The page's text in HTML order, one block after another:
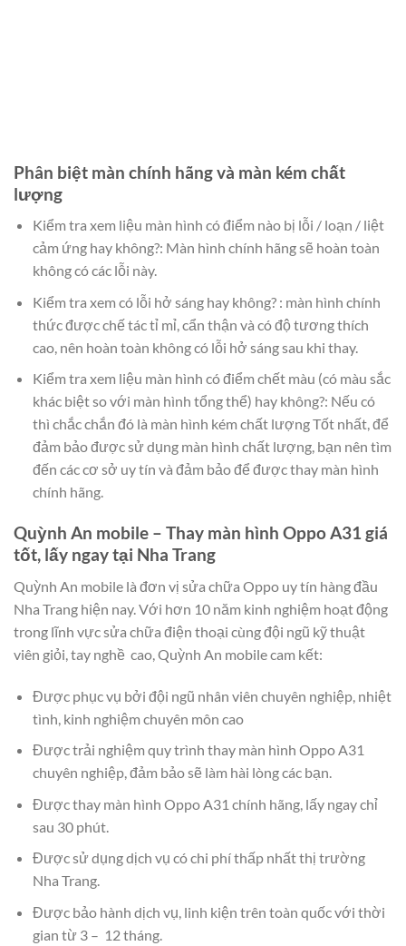
Phân biệt màn chính hãng và màn kém chất
lượng
Kiểm tra xem liệu màn hình có điểm nào bị lỗi / loạn / liệt
cảm ứng hay không?: Màn hình chính hãng sẽ hoàn toàn
không có các lỗi này.
Kiểm tra xem có lỗi hở sáng hay không? : màn hình chính
thức được chế tác tỉ mỉ, cẩn thận và có độ tương thích
cao, nên hoàn toàn không có lỗi hở sáng sau khi thay.
Kiểm tra xem liệu màn hình có điểm chết màu (có màu sắc
khác biệt so với màn hình tổng thể) hay không?: Nếu có
thì chắc chắn đó là màn hình kém chất lượng Tốt nhất, để
đảm bảo được sử dụng màn hình chất lượng, bạn nên tìm
đến các cơ sở uy tín và đảm bảo để được thay màn hình
chính hãng.
Quỳnh An mobile – Thay màn hình Oppo A31 giá
tốt, lấy ngay tại Nha Trang
Quỳnh An mobile là đơn vị sửa chữa Oppo uy tín hàng đầu
Nha Trang hiện nay. Với hơn 10 năm kinh nghiệm hoạt động
trong lĩnh vực sửa chữa điện thoại cùng đội ngũ kỹ thuật
viên giỏi, tay nghề cao, Quỳnh An mobile cam kết:
Được phục vụ bởi đội ngũ nhân viên chuyên nghiệp, nhiệt
tình, kinh nghiệm chuyên môn cao
Được trải nghiệm quy trình thay màn hình Oppo A31
chuyên nghiệp, đảm bảo sẽ làm hài lòng các bạn.
Được thay màn hình Oppo A31 chính hãng, lấy ngay chỉ
sau 30 phút.
Được sử dụng dịch vụ có chi phí thấp nhất thị trường
Nha Trang.
Được bảo hành dịch vụ, linh kiện trên toàn quốc với thời
gian từ 3 – 12 tháng.